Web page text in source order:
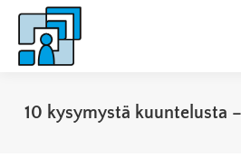
10 kysymystä kuuntelusta